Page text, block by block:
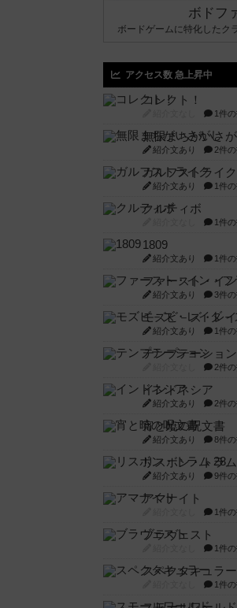
ボドフ
ボードゲームに特化したク
アクセス数 急上昇中
コレクト！
1件
無限まちがいさ
紹介文あり 2件
ガルフストライク
紹介文あり 1件
クルティボ
1件
1809
紹介文あり 1件
紹介文あり 3件
モズビ－ズ・レ
紹介文あり 1件
テンプテーション
2件
インドネシア
紹介文あり 2件
宵と暁の呪文書
紹介文あり 8件
リスボン・トラ
紹介文あり 9件
アマナイト
1件
ブラヴェスト
1件
スペクタキュラー
1件